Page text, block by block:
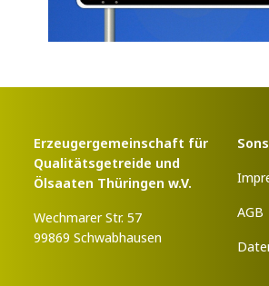
Erzeugergemeinschaft für
Qualitätsgetreide und
Ölsaaten Thüringen w.V.
Wechmarer Str. 57
99869 Schwabhausen
AGB